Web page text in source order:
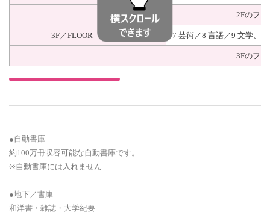
2Fのフ
3F／FLOOR GUIDE 7 芸術／8 言語／9 文学、
3Fのフ
●自動書庫
約100万冊収容可能な自動書庫です。
※自動書庫には入れません
●地下／書庫
和洋書・雑誌・大学紀要